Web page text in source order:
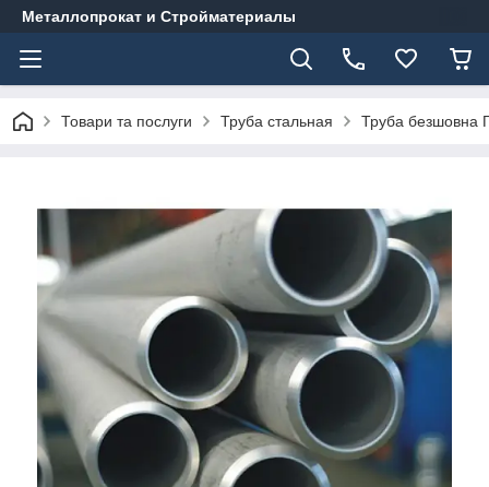
Металлопрокат и Стройматериалы
Товари та послуги Труба стальная Труба безшовна